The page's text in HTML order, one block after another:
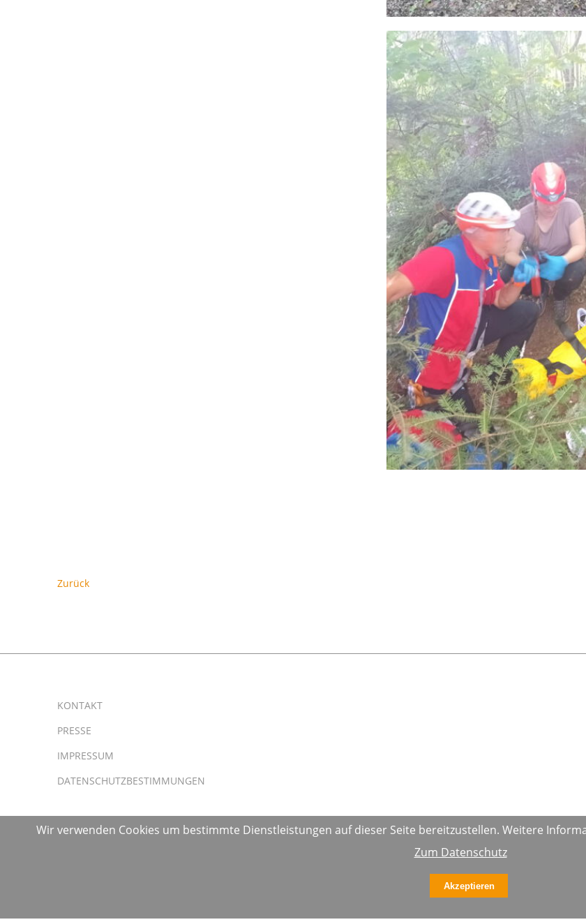
Zurück
KONTAKT
PRESSE
IMPRESSUM
DATENSCHUTZBESTIMMUNGEN
Wir verwenden Cookies um bestimmte Dienstleistungen auf dieser Seite bereitzustellen. Weitere
Zum Datenschutz
Akzeptieren